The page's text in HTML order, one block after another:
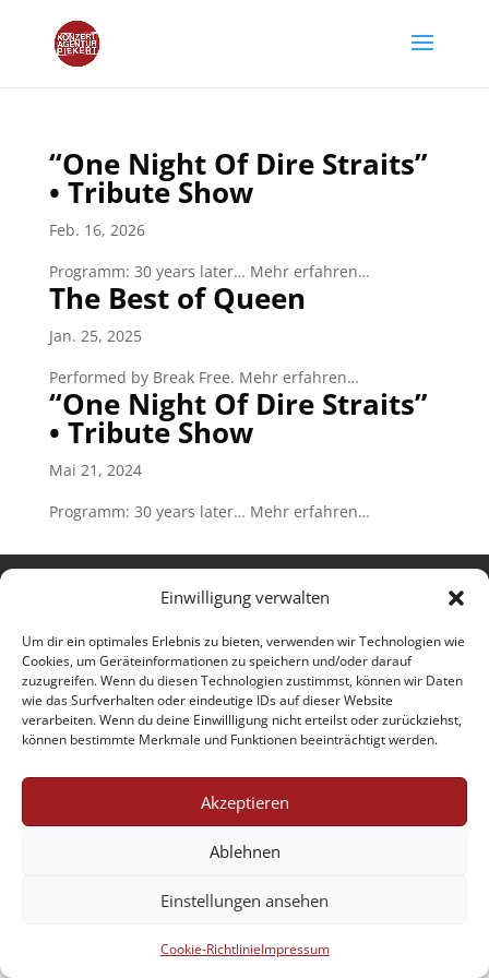
Einwilligung verwalten
Um dir ein optimales Erlebnis zu bieten, verwenden wir Technologien wie
Cookies, um Geräteinformationen zu speichern und/oder darauf
zuzugreifen. Wenn du diesen Technologien zustimmst, können wir Daten
wie das Surfverhalten oder eindeutige IDs auf dieser Website
verarbeiten. Wenn du deine Einwillligung nicht erteilst oder zurückziehst,
können bestimmte Merkmale und Funktionen beeinträchtigt werden.
Akzeptieren
Ablehnen
Einstellungen ansehen
Cookie-RichtlinieImpressum
“One Night Of Dire Straits”
• Tribute Show
Feb. 16, 2026
Programm: 30 years later… Mehr erfahren…
The Best of Queen
Jan. 25, 2025
Performed by Break Free. Mehr erfahren…
“One Night Of Dire Straits”
• Tribute Show
Mai 21, 2024
Programm: 30 years later… Mehr erfahren…
Impressum
Cookie-Richtlinie (EU)
Designed by Renraku